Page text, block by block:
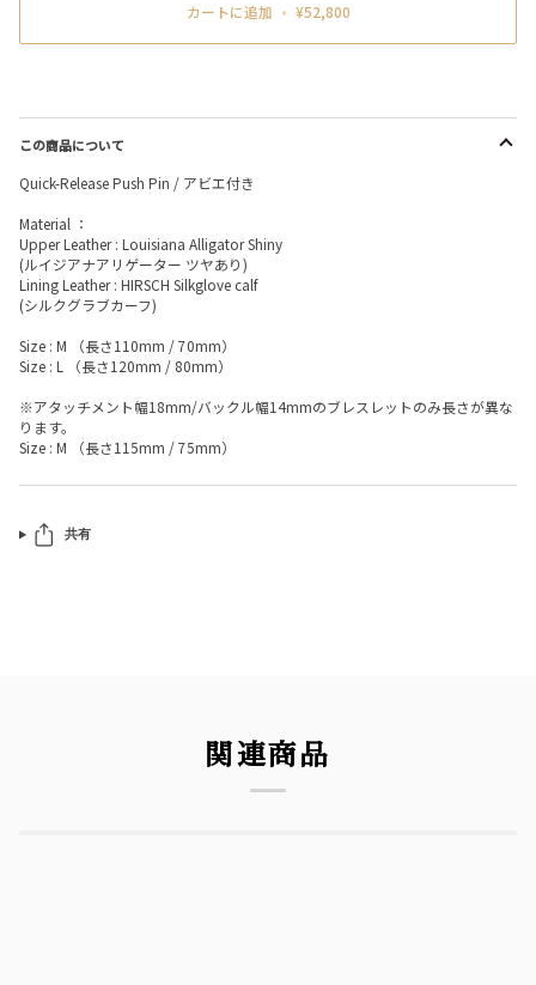
カートに追加 • ¥52,800
この商品について
Quick-Release Push Pin / アビエ付き
Material ：
Upper Leather : Louisiana Alligator Shiny
(ルイジアナアリゲーター ツヤあり)
Lining Leather : HIRSCH Silkglove calf
(シルクグラブカーフ)
Size : M （長さ110mm / 70mm）
Size : L （長さ120mm / 80mm）
※アタッチメント幅18mm/バックル幅14mmのブレスレットのみ長さが異な
ります。
Size : M （長さ115mm / 75mm）
共有
関連商品